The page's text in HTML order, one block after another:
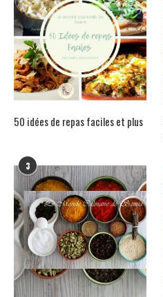
50 idées de repas faciles et plus
3